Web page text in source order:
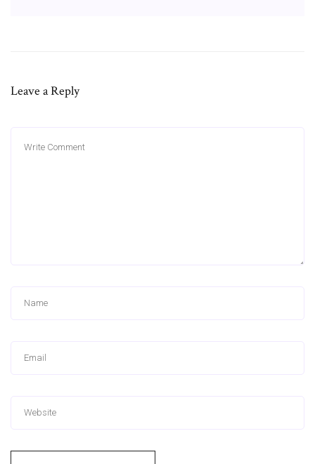
Leave a Reply